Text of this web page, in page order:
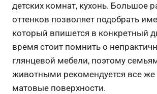
детских комнат, кухонь. Большое
оттенков позволяет подобрать
который впишется в конкретный
время стоит помнить о
глянцевой мебели, поэтому
животными рекомендуется все же
матовые поверхности.